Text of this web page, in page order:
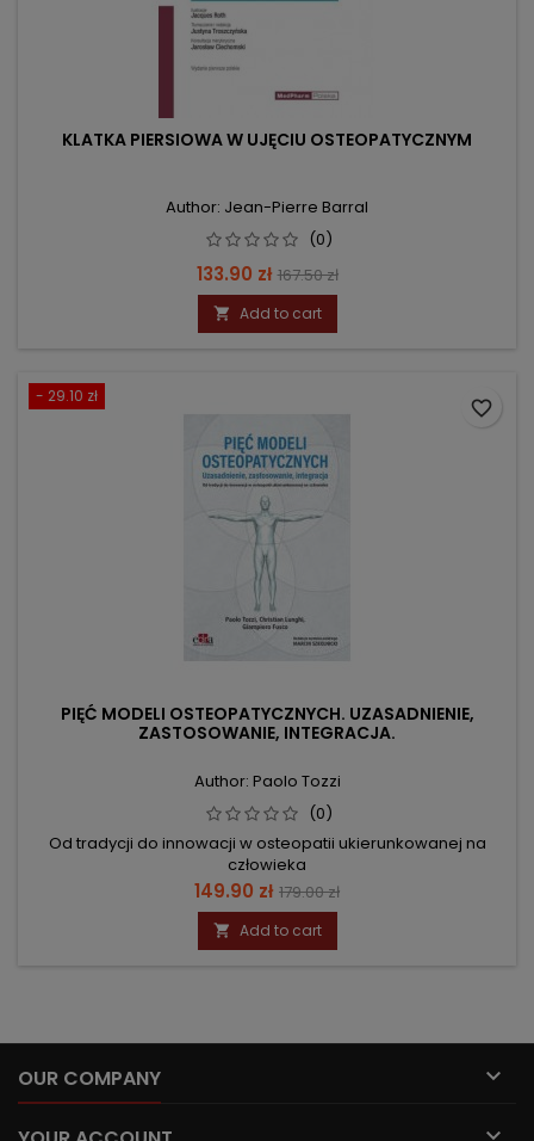
KLATKA PIERSIOWA W UJĘCIU OSTEOPATYCZNYM
Author: Jean-Pierre Barral
(0)
Price
133.90 zł Regular
price
167.50 zł
 Add to cart
- 29.10 zł
PIĘĆ MODELI OSTEOPATYCZNYCH. UZASADNIENIE,
ZASTOSOWANIE, INTEGRACJA.
Author: Paolo Tozzi
(0)
Od tradycji do innowacji w osteopatii ukierunkowanej na
człowieka
Price
149.90 zł Regular
price
179.00 zł
 Add to cart
favorite_border
OUR COMPANY 